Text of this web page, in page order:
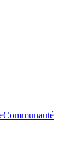
Communauté